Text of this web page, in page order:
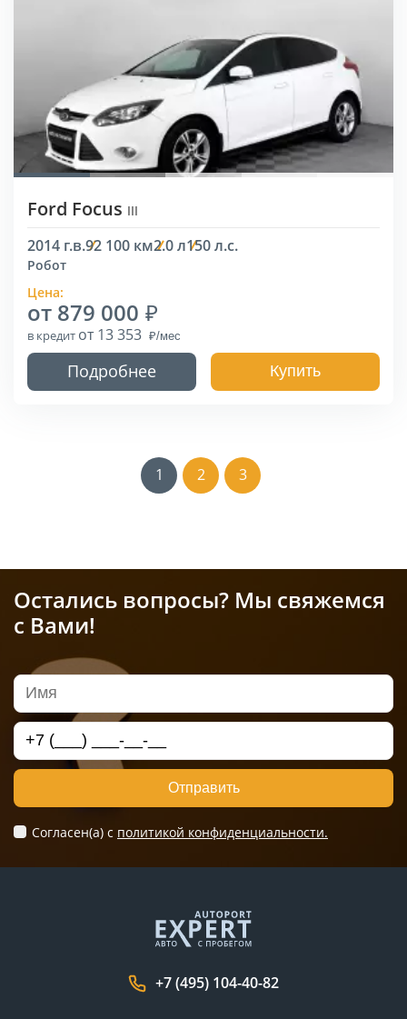
Ford Focus III
2014 г.в.92 100 км2.0 л150 л.с.
Робот
Цена:
от 879 000
в кредит от 13 353
Подробнее Купить
1 2 3
Остались вопросы? Мы свяжемся
с Вами!
Отправить
Согласен(а) c политикой конфиденциальности.
+7 (495) 104-40-82